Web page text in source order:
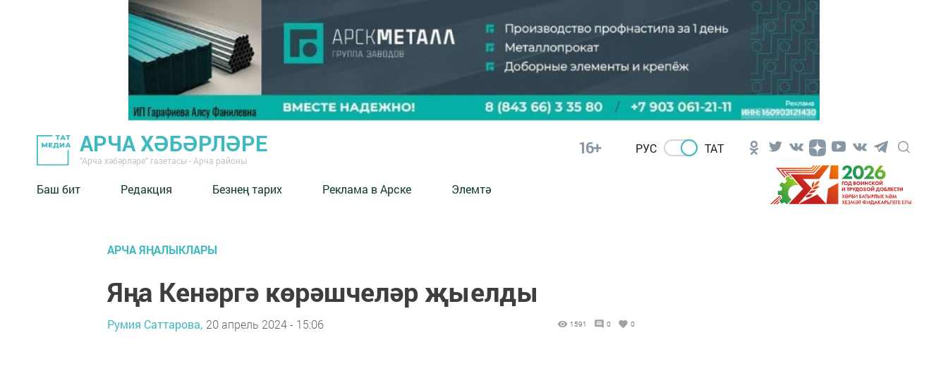
АРЧА ХӘБӘРЛӘРЕ
"Арча хәбәрләре" газетасы - Арча районы
16+ РУС ТАТ
Баш бит Редакция Безнең тарих Реклама в Арске Элемтә
АРЧА ЯҢАЛЫКЛАРЫ
Яңа Кенәргә көрәшчеләр җыелды
Румия Саттарова, 20 апрель 2024 - 15:06 1591 0 0